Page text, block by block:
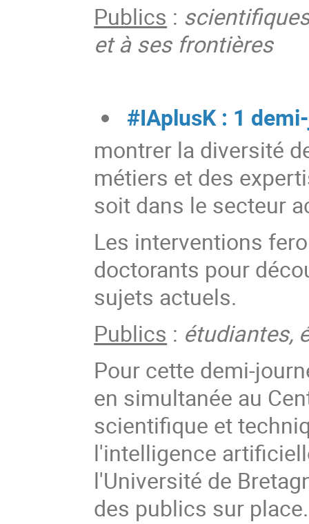
Publics :
et à ses frontières
#IAplusK : 1
montrer la diversité
métiers et des
soit dans le secteur
Les interventions
doctorants pour
sujets actuels.
Publics : étudiantes,
Pour cette demi-
en simultanée au
scientifique et
l'intelligence
l'Université de
des publics sur place.